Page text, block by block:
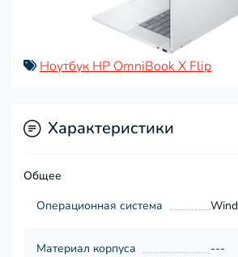
Ноутбук HP OmniBook X Flip
Характеристики
Общее
Операционная система
Материал корпуса
---